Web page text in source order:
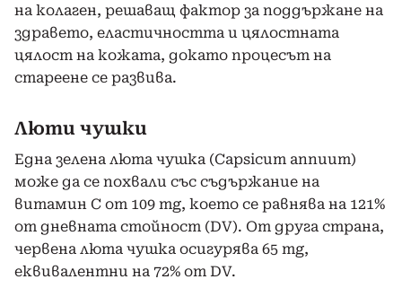
на колаген, решаващ фактор за поддържане на
здравето, еластичността и цялостната
цялост на кожата, докато процесът на
стареене се развива.
Люти чушки
Една зелена люта чушка (Capsicum annuum)
може да се похвали със съдържание на
витамин С от 109 mg, което се равнява на 121%
от дневната стойност (DV). От друга страна,
червена люта чушка осигурява 65 mg,
еквивалентни на 72% от DV.